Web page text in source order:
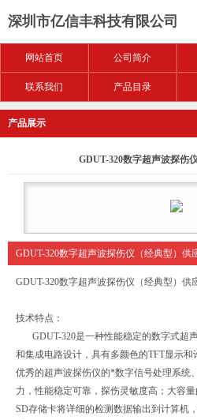
深圳市亿信丰科技有限公司
网站首页 公司简介
联系我们 产品目录
产品展示
GDUT-320数字超声波探伤
GDUT-320数字超声波探伤仪（经典型）供
GDUT-320数字超声波探伤仪（经典型）供
技术特点：
GDUT-320是一种性能稳定的数字式超
和集成电路设计，具有多颜色的TFT显示
优秀的超声波探伤仪的*数字信号处理系统
力，性能稳定可靠，探伤灵敏度高；大容
SD存储卡将详细的检测数据输出到计算机